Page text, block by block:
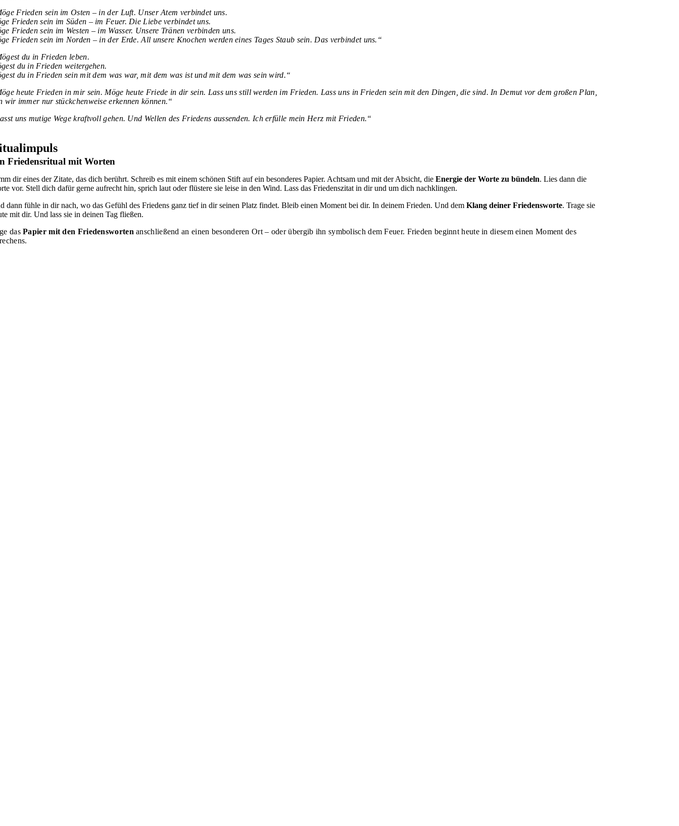
Frieden sein im Osten – in der Luft. Unser Atem verbindet uns.
Frieden sein im Süden – im Feuer. Die Liebe verbindet uns.
Frieden sein im Westen – im Wasser. Unsere Tränen verbinden uns.
Frieden sein im Norden – in der Erde. All unsere Knochen werden eines Tages Staub sein. Das verbindet uns.“
du in Frieden leben.
du in Frieden weitergehen.
du in Frieden sein mit dem was war, mit dem was ist und mit dem was sein wird.“
heute Frieden in mir sein. Möge heute Friede in dir sein. Lass uns still werden im Frieden. Lass uns in Frieden sein mit den Dingen, die sind. In Demut vor dem großen Plan,
wir immer nur stückchenweise erkennen können.“
uns mutige Wege kraftvoll gehen. Und Wellen des Friedens aussenden. Ich erfülle mein Herz mit Frieden.“
Friedensritual mit Worten
dir eines der Zitate, das dich berührt. Schreib es mit einem schönen Stift auf ein besonderes Papier. Achtsam und mit der Absicht, dieEnergie der Worte zu bündeln. Lies dann die
vor. Stell dich dafür gerne aufrecht hin, sprich laut oder flüstere sie leise in den Wind. Lass das Friedenszitat in dir und um dich nachklingen.
dann fühle in dir nach, wo das Gefühl des Friedens ganz tief in dir seinen Platz findet. Bleib einen Moment bei dir. In deinem Frieden. Und demKlang deiner Friedensworte. Trage sie
mit dir. Und lass sie in deinen Tag fließen.
dasPapier mit den Friedensworten anschließend an einen besonderen Ort – oder übergib ihn symbolisch dem Feuer. Frieden beginnt heute in diesem einen Moment des